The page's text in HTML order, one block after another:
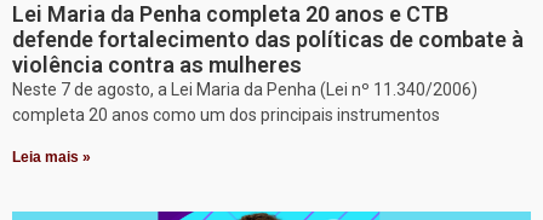
Lei Maria da Penha completa 20 anos e CTB
defende fortalecimento das políticas de combate à
violência contra as mulheres
Neste 7 de agosto, a Lei Maria da Penha (Lei nº 11.340/2006)
completa 20 anos como um dos principais instrumentos
Leia mais »